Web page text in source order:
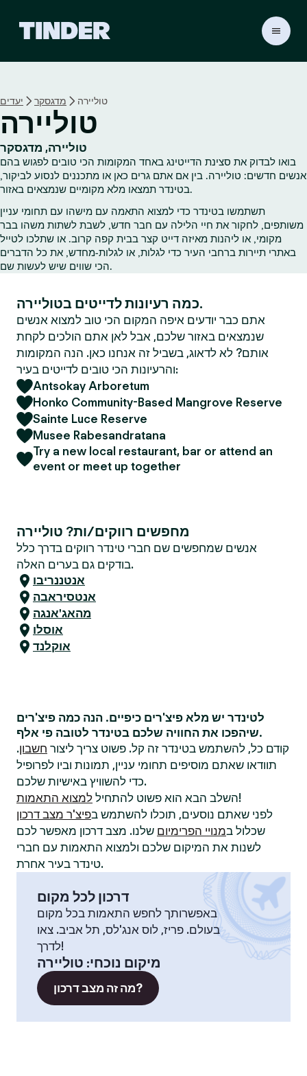
י
נ
ד
יעדים מדגסקר טוליירה
טוליירה
טוליירה, מדגסקר
בואו לבדוק את סצינת הדייטינג באחד המקומות הכי טובים לפגוש בהם
אנשים חדשים: טוליירה. בין אם אתם גרים כאן או מתכננים לנסוע לביקור,
בטינדר תמצאו מלא מקומיים שנמצאים באזור.
תשתמשו בטינדר כדי למצוא התאמה עם מישהו עם תחומי עניין
משותפים, לחקור את חיי הלילה עם חבר חדש, לשבת לשתות משהו בבר
מקומי, או ליהנות מאיזה דייט קצר בבית קפה קרוב. או שתלכו לטייל
באתרי תיירות ברחבי העיר כדי לגלות, או לגלות‑מחדש, את כל הדברים
הכי שווים שיש לעשות שם.
כמה רעיונות לדייטים בטוליירה.
אתם כבר יודעים איפה המקום הכי טוב למצוא אנשים
שנמצאים באזור שלכם, אבל לאן אתם הולכים לקחת
אותם? לא לדאוג, בשביל זה אנחנו כאן. הנה המקומות
והרעיונות הכי טובים לדייטים בעיר:
Antsokay Arboretum
Honko Community-Based Mangrove Reserve
Sainte Luce Reserve
Musee Rabesandratana
Try a new local restaurant, bar or attend an
event or meet up together
מחפשים רווקים/ות? טוליירה
אנשים שמחפשים שם חברי טינדר רווקים בדרך כלל
בודקים גם בערים האלה.
אנטננריבו
אנטסיראבה
מהאג'אנגה
אוסלו
אוקלנד
לטינדר יש מלא פיצ'רים כיפיים. הנה כמה פיצ'רים
שיהפכו את החוויה שלכם בטינדר לטובה פי אלף.
קודם כל, להשתמש בטינדר זה קל. פשוט צריך ליצור חשבון.
תוודאו שאתם מוסיפים תחומי עניין, תמונות וביו לפרופיל
כדי להשוויץ באישיות שלכם.
השלב הבא הוא פשוט להתחיל למצוא התאמות
!
לפני שאתם נוסעים, תוכלו להשתמש בפיצ'ר מצב דרכון
שכלול במנויי הפרימיום שלנו. מצב דרכון מאפשר לכם
לשנות את המיקום שלכם ולמצוא התאמות עם חברי
טינדר בעיר אחרת.
דרכון לכל מקום
באפשרותך לחפש התאמות בכל מקום
בעולם. פריז, לוס אנג'לס, תל אביב. צאו
לדרך!
מיקום נוכחי: טוליירה
מה זה מצב דרכון?